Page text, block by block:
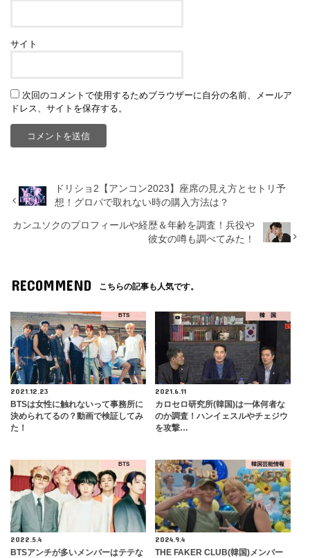
サイト
次回のコメントで使用するためブラウザーに自分の名前、メールア
ドレス、サイトを保存する。
ドリショ2【アンコン2023】座席の見え方とセトリ予
想！グロパで取れない時の購入方法は？
カンユソクのプロフィールや経歴＆年齢を調査！兵役や
彼女の噂も調べてみた！
RECOMMEND こちらの記事も人気です。
BTS
2021.12.23
BTSは女性に触れないって事務所に
決められてるの？動画で検証してみ
た！
韓 国
2021.6.11
カロセロ研究所(韓国)は一体何者な
のか調査！ハンイェスルやチェジウ
を攻撃…
BTS
2022.5.4
BTSアンチが多いメンバーはテテな
韓国芸能情報
2024.9.4
THE FAKER CLUB(韓国)メンバー